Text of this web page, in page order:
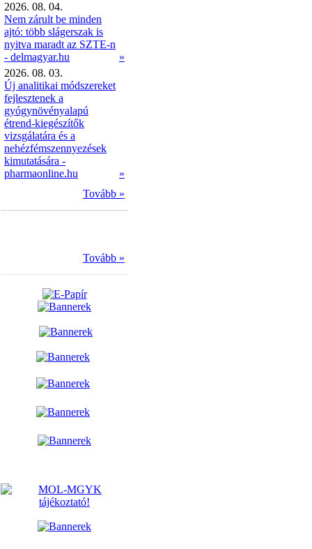
2026. 08. 04.
Nem zárult be minden
ajtó: több slágerszak is
nyitva maradt az SZTE-n
- delmagyar.hu
»
2026. 08. 03.
Új analitikai módszereket
fejlesztenek a
gyógynövényalapú
étrend-kiegészítők
vizsgálatára és a
nehézfémszennyezések
kimutatására -
pharmaonline.hu
»
Tovább »
Tovább »